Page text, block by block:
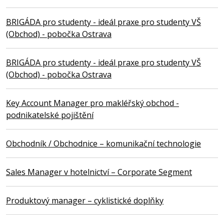
BRIGÁDA pro studenty - ideál praxe pro studenty VŠ
(Obchod) - pobočka Ostrava
BRIGÁDA pro studenty - ideál praxe pro studenty VŠ
(Obchod) - pobočka Ostrava
Key Account Manager pro makléřský obchod -
podnikatelské pojištění
Obchodník / Obchodnice – komunikační technologie
Sales Manager v hotelnictví – Corporate Segment
Produktový manager – cyklistické doplňky